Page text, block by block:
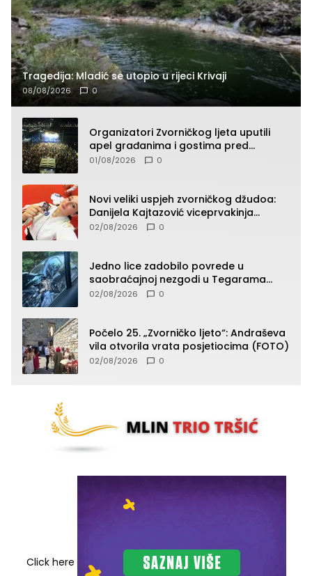
Tragedija: Mladić se utopio u rijeci Krivaji
08/08/2026 0
Organizatori Zvorničkog ljeta uputili
apel građanima i gostima pred
početak koncertnog programa
01/08/2026 0
Novi veliki uspjeh zvorničkog džudoa:
Danijela Kajtazović viceprvakinja
Balkana u seniorskoj konkurenciji
02/08/2026 0
Jedno lice zadobilo povrede u
saobraćajnoj nezgodi u Tegarama
(FOTO)
02/08/2026 0
Počelo 25. „Zvorničko ljeto“: Andraševa
vila otvorila vrata posjetiocima (FOTO)
02/08/2026 0
Click here